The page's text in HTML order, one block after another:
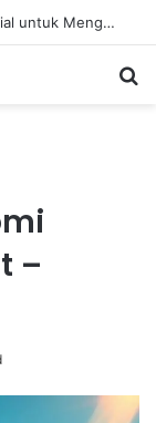
Strategi Efektif Menggunakan Media Sosial untuk Menghemat Waktu Berharga Anda
–